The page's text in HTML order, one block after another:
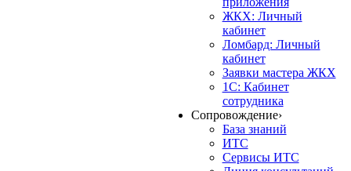
ЖКХ: Личный
кабинет
Ломбард: Личный
кабинет
Заявки мастера ЖКХ
1С: Кабинет
сотрудника
Сопровождение›
База знаний
ИТС
Сервисы ИТС